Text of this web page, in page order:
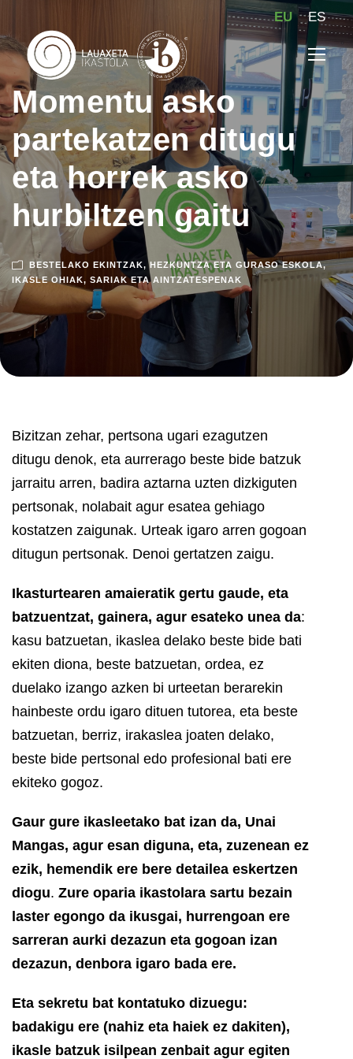
EU ES
Momentu asko
partekatzen ditugu
eta horrek asko
hurbiltzen gaitu
BESTELAKO EKINTZAK, HEZKUNTZA ETA GURASO ESKOLA,
IKASLE OHIAK, SARIAK ETA AINTZATESPENAK
Bizitzan zehar, pertsona ugari ezagutzen
ditugu denok, eta aurrerago beste bide batzuk
jarraitu arren, badira aztarna uzten dizkiguten
pertsonak, nolabait agur esatea gehiago
kostatzen zaigunak. Urteak igaro arren gogoan
ditugun pertsonak. Denoi gertatzen zaigu.
Ikasturtearen amaieratik gertu gaude, eta
batzuentzat, gainera, agur esateko unea da:
kasu batzuetan, ikaslea delako beste bide bati
ekiten diona, beste batzuetan, ordea, ez
duelako izango azken bi urteetan berarekin
hainbeste ordu igaro dituen tutorea, eta beste
batzuetan, berriz, irakaslea joaten delako,
beste bide pertsonal edo profesional bati ere
ekiteko gogoz.
Gaur gure ikasleetako bat izan da, Unai
Mangas, agur esan diguna, eta, zuzenean ez
ezik, hemendik ere bere detailea eskertzen
diogu. Zure oparia ikastolara sartu bezain
laster egongo da ikusgai, hurrengoan ere
sarreran aurki dezazun eta gogoan izan
dezazun, denbora igaro bada ere.
Eta sekretu bat kontatuko dizuegu:
badakigu ere (nahiz eta haiek ez dakiten),
ikasle batzuk isilpean zenbait agur egiten